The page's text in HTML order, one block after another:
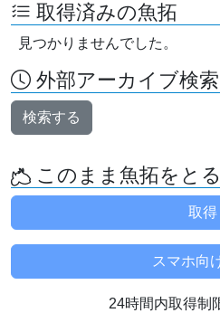
取得済みの魚拓
見つかりませんでした。
外部アーカイブ検
検索する
このまま魚拓をとる
24時間内取得制